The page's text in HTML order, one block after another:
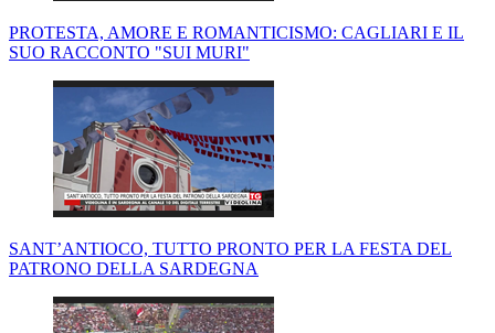
PROTESTA, AMORE E ROMANTICISMO: CAGLIARI E IL
SUO RACCONTO "SUI MURI"
SANT’ANTIOCO, TUTTO PRONTO PER LA FESTA DEL
PATRONO DELLA SARDEGNA